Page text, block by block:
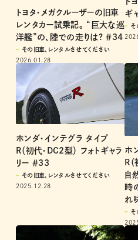
トヨタ・メガクルーザーの旧車
レンタカー試乗記。 “巨大な巡
洋艦”の、陸での走りは? ＃34
その旧車、レンタルさせてください
2026.01.28
ギ
そ
ホンダ・インテグラ タイプ
R（初代・DC2型） フォトギャラ
リー ＃33
その旧車、レンタルさせてください
2025.12.28
ホ
R
自
時
れ
そ